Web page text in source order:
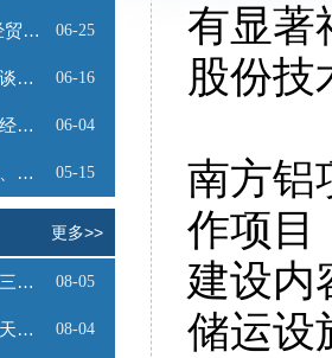
关于邀请出席“波黑经贸投资推介会”的函 06-25
关于举办中巴商务洽谈会的通知 06-16
中国（武汉）—秘鲁经贸合作推介会邀请函 06-04
关于组织赴斯洛伐克、奥地利商务考察的函 05-15
更多>>
和振伟带队到访中建三局数字工程有限公司 08-05
和振伟率队到访武汉天源集团 08-04
有显著
股份技
南方铝
作项目
建设内
储运设